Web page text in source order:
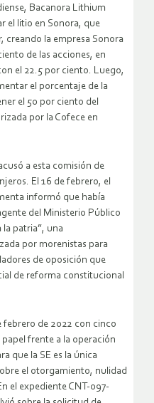
Bacanora Lithium
el litio en Sonora, que
creando la empresa Sonora
de las acciones, en
el 22.5 por ciento. Luego,
el porcentaje de la
el 50 por ciento del
por la Cofece en
a esta comisión de
El 16 de febrero, el
informó que había
del Ministerio Público
patria”, una
por morenistas para
de oposición que
de reforma constitucional
febrero de 2022 con cinco
frente a la operación
que la SE es la única
el otorgamiento, nulidad
el expediente CNT-097-